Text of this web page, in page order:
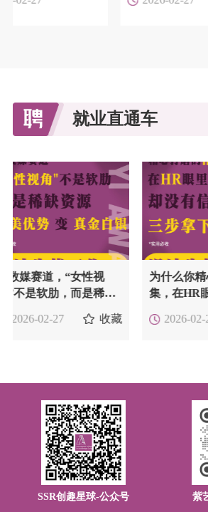
就业直通车
“女性视
而是稀缺
收藏
为什么你精心打磨的作
集，在HR眼里却“没有
官！
2026-02-27 收
SSR创趣星球-公众号 紫